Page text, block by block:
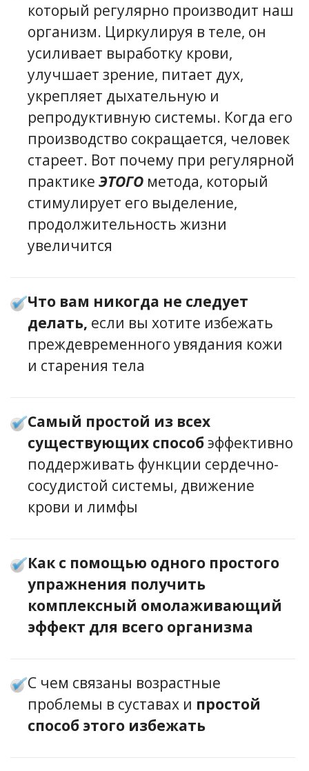
который регулярно производит наш
организм. Циркулируя в теле, он
усиливает выработку крови,
улучшает зрение, питает дух,
укрепляет дыхательную и
репродуктивную системы. Когда его
производство сокращается, человек
стареет. Вот почему при регулярной
практикеЭТОГО метода, который
стимулирует его выделение,
продолжительность жизни
увеличится
Что вам никогда не следует
делать, если вы хотите избежать
преждевременного увядания кожи
и старения тела
Самый простой из всех
существующих способэффективно
поддерживать функции сердечно-
сосудистой системы, движение
крови и лимфы
Как с помощью одного простого
упражнения получить
комплексный омолаживающий
эффект для всего организма
С чем связаны возрастные
проблемы в суставах и простой
способ этого избежать